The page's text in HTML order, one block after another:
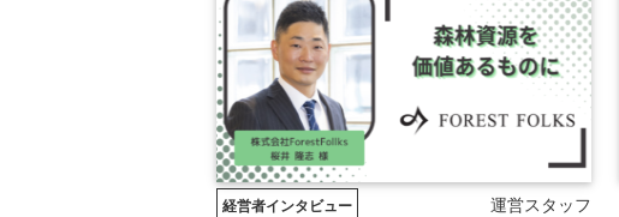
経営者インタビュー 運営スタッフ